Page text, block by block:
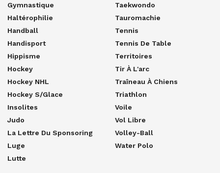
Gymnastique
Haltérophilie
Handball
Handisport
Hippisme
Hockey
Hockey NHL
Hockey S/glace
Insolites
Judo
La Lettre Du Sponsoring
Luge
Lutte
Taekwondo
Tauromachie
Tennis
Tennis De Table
Territoires
Tir À L'arc
Traîneau À Chiens
Triathlon
Voile
Vol Libre
Volley-Ball
Water Polo